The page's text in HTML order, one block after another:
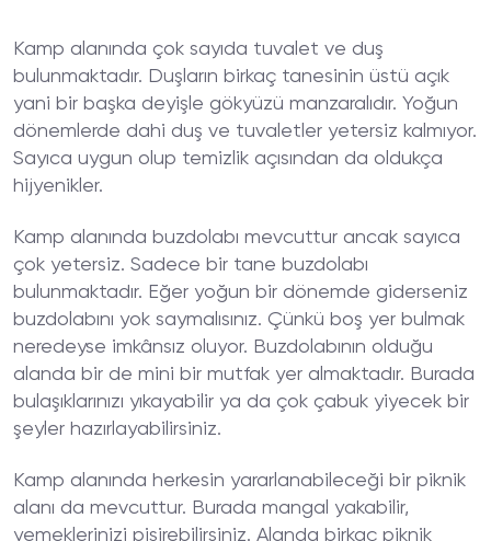
Camping
Oturma
Kamp alanında çok sayıda tuvalet ve duş
bulunmaktadır. Duşların birkaç tanesinin üstü açık
yani bir başka deyişle gökyüzü manzaralıdır. Yoğun
dönemlerde dahi duş ve tuvaletler yetersiz kalmıyor.
Sayıca uygun olup temizlik açısından da oldukça
hijyenikler.
Kamp alanında buzdolabı mevcuttur ancak sayıca
çok yetersiz. Sadece bir tane buzdolabı
bulunmaktadır. Eğer yoğun bir dönemde giderseniz
buzdolabını yok saymalısınız. Çünkü boş yer bulmak
neredeyse imkânsız oluyor. Buzdolabının olduğu
alanda bir de mini bir mutfak yer almaktadır. Burada
bulaşıklarınızı yıkayabilir ya da çok çabuk yiyecek bir
şeyler hazırlayabilirsiniz.
Kamp alanında herkesin yararlanabileceği bir piknik
alanı da mevcuttur. Burada mangal yakabilir,
yemeklerinizi pişirebilirsiniz. Alanda birkaç piknik